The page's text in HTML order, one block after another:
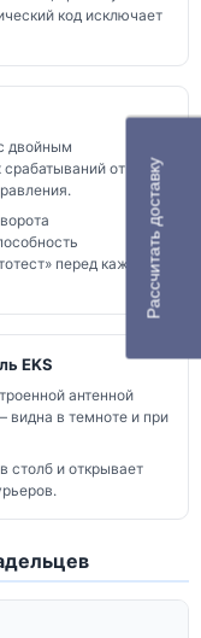
код исключает
двойным
от
перед каждым
EKS
антенной
видна в темноте и при
столб и открывает
Рассчитать доставку